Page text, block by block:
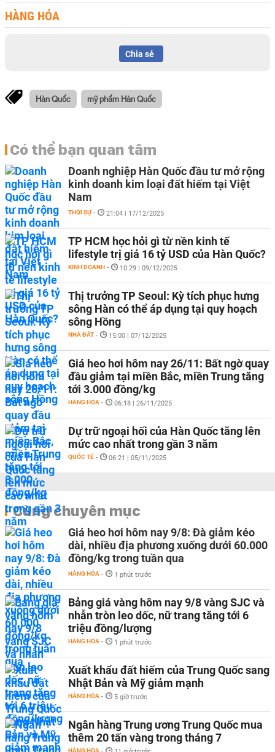
HÀNG HÓA
Chia sẻ
Hàn Quốc mỹ phẩm Hàn Quốc
Có thể bạn quan tâm
Doanh nghiệp Hàn Quốc đầu tư mở rộng
kinh doanh kim loại đất hiếm tại Việt
Nam
THỜI SỰ - 21:04 | 17/12/2025
TP HCM học hỏi gì từ nền kinh tế
lifestyle trị giá 16 tỷ USD của Hàn Quốc?
KINH DOANH - 10:29 | 09/12/2025
Thị trưởng TP Seoul: Kỳ tích phục hưng
sông Hàn có thể áp dụng tại quy hoạch
sông Hồng
NHÀ ĐẤT - 15:00 | 07/12/2025
Giá heo hơi hôm nay 26/11: Bất ngờ quay
đầu giảm tại miền Bắc, miền Trung tăng
tới 3.000 đồng/kg
HÀNG HÓA - 06:18 | 26/11/2025
Dự trữ ngoại hối của Hàn Quốc tăng lên
mức cao nhất trong gần 3 năm
QUỐC TẾ - 06:21 | 05/11/2025
Cùng chuyên mục
Giá heo hơi hôm nay 9/8: Đà giảm kéo
dài, nhiều địa phương xuống dưới 60.000
đồng/kg trong tuần qua
HÀNG HÓA - 1 phút trước
Bảng giá vàng hôm nay 9/8 vàng SJC và
nhẫn tròn leo dốc, nữ trang tăng tới 6
triệu đồng/lượng
HÀNG HÓA - 1 phút trước
Xuất khẩu đất hiếm của Trung Quốc sang
Nhật Bản và Mỹ giảm mạnh
HÀNG HÓA - 5 giờ trước
Ngân hàng Trung ương Trung Quốc mua
thêm 20 tấn vàng trong tháng 7
HÀNG HÓA